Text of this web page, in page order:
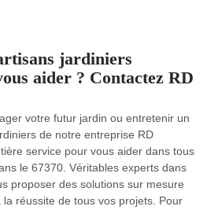
jardiniers
aider ? Contactez RD
votre futur jardin ou entretenir un
de notre entreprise RD
service pour vous aider dans tous
le 67370. Véritables experts dans
proposer des solutions sur mesure
réussite de tous vos projets. Pour